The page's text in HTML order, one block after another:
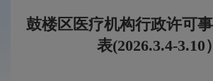
鼓楼区医疗机构行政许可
表(2026.3.4-3.10）